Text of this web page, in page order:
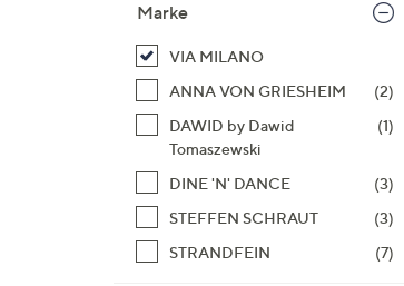
Marke
VIA MILANO
ANNA VON GRIESHEIM
(2)
DAWID by Dawid
Tomaszewski
(1)
DINE 'N' DANCE
(3)
STEFFEN SCHRAUT
(3)
STRANDFEIN
(7)